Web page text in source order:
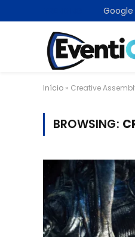
Início » Creative
BROWSING: